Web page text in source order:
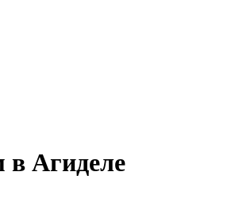
в Агиделе